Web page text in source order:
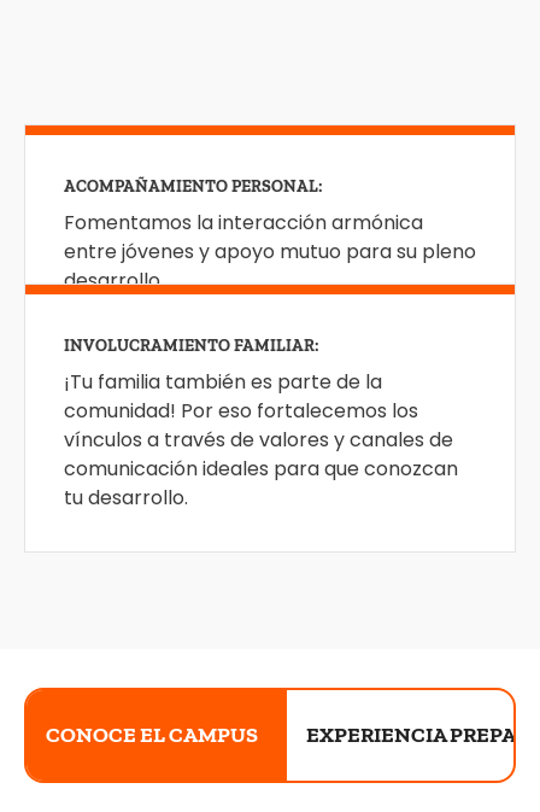
ACOMPAÑAMIENTO PERSONAL:
Fomentamos la interacción armónica
entre jóvenes y apoyo mutuo para su pleno
desarrollo.
EQUIPO DOCENTE PROFESIONAL:
Ellos cuentan con la preparación y
experiencia para potenciar tu desarrollo a
través de metodologías como el
aprendizaje personalizado y la cultura
maker.
RELACIONES PARA TODA LA VIDA:
La interacción formativa con tus
compañeros no solo favorece tu desarrollo
personal, sino que también construye
relaciones de amistad y futura vinculación
profesional.
EXPERIENCIAS FORMATIVAS:
Contamos con una visión humanista que
busca desarrollar en los jóvenes como tú,
habilidades en el ámbito social, cultural,
artístico, deportivo, de liderazgo,
emprendimiento y compromiso social.
INVOLUCRAMIENTO FAMILIAR:
¡Tu familia también es parte de la
comunidad! Por eso fortalecemos los
vínculos a través de valores y canales de
comunicación ideales para que conozcan
tu desarrollo.
CONOCE EL CAMPUS EXPERIENCIA PREPA